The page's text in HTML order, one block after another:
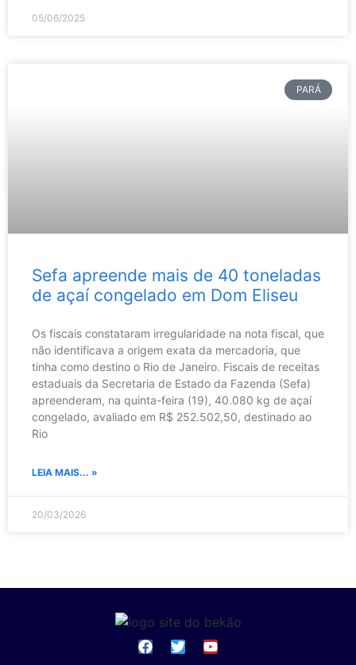
05/06/2025
PARÁ
Sefa apreende mais de 40 toneladas
de açaí congelado em Dom Eliseu
Os fiscais constataram irregularidade na nota fiscal, que
não identificava a origem exata da mercadoria, que
tinha como destino o Rio de Janeiro. Fiscais de receitas
estaduais da Secretaria de Estado da Fazenda (Sefa)
apreenderam, na quinta-feira (19), 40.080 kg de açaí
congelado, avaliado em R$ 252.502,50, destinado ao
Rio
LEIA MAIS... »
20/03/2026